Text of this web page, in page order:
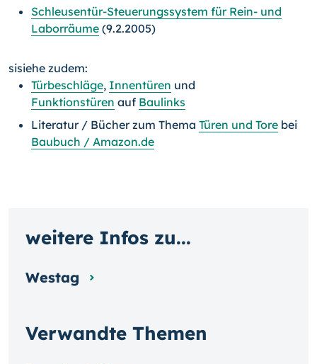
Schleusentür-Steuerungssystem für Rein- und
Laborräume (9.2.2005)
sisiehe zudem:
Türbeschläge, Innentüren und
Funktionstüren auf Baulinks
Literatur / Bücher zum Thema Türen und Tore bei
Baubuch / Amazon.de
Verwandte Themen
weitere Infos zu...
Westag